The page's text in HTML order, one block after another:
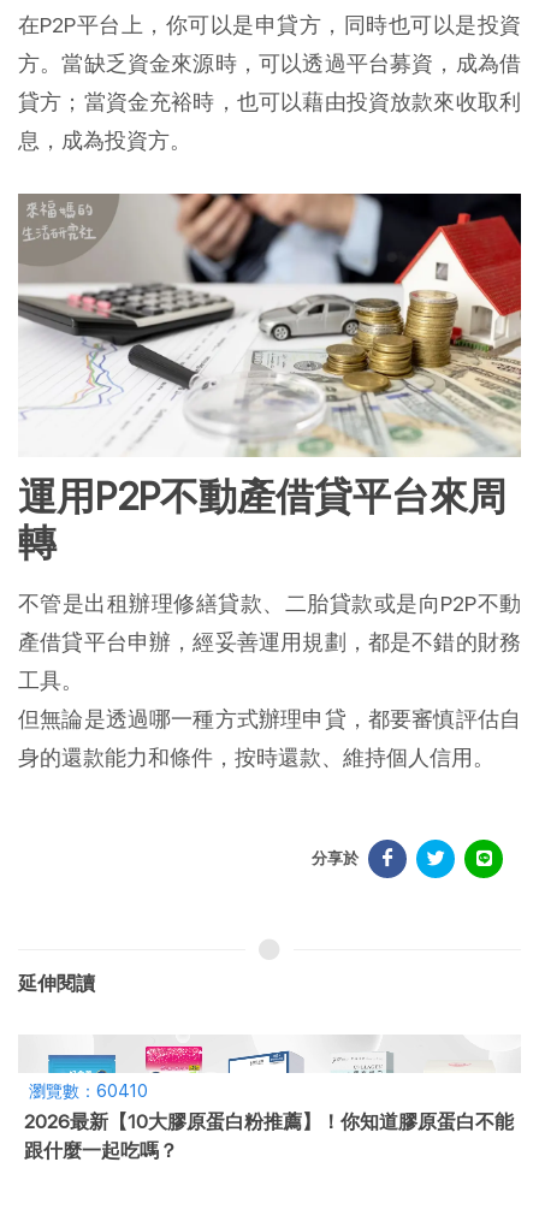
在P2P平台上，你可以是申貸方，同時也可以是投資
方。當缺乏資金來源時，可以透過平台募資，成為借
貸方；當資金充裕時，也可以藉由投資放款來收取利
息，成為投資方。
運用P2P不動產借貸平台來周
轉
不管是出租辦理修繕貸款、二胎貸款或是向P2P不動
產借貸平台申辦，經妥善運用規劃，都是不錯的財務
工具。
但無論是透過哪一種方式辦理申貸，都要審慎評估自
身的還款能力和條件，按時還款、維持個人信用。
分享於
延伸閱讀
瀏覽數：60410
2026最新【10大膠原蛋白粉推薦】！你知道膠原蛋白不能
跟什麼一起吃嗎？